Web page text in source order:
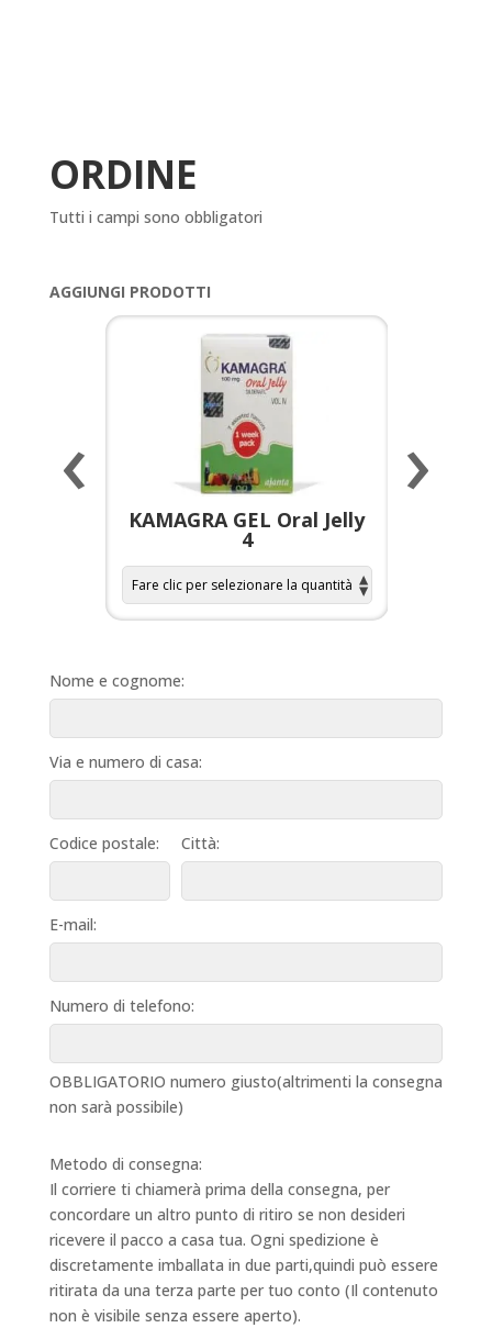
ORDINE
Tutti i campi sono obbligatori
AGGIUNGI PRODOTTI
KAMAGRA GEL Oral Jelly
4
‹ ›
Nome e cognome:
Via e numero di casa:
Codice postale: Città:
E-mail:
Numero di telefono:
OBBLIGATORIO numero giusto(altrimenti la consegna
non sarà possibile)
Metodo di consegna:
Il corriere ti chiamerà prima della consegna, per
concordare un altro punto di ritiro se non desideri
ricevere il pacco a casa tua. Ogni spedizione è
discretamente imballata in due parti,quindi può essere
ritirata da una terza parte per tuo conto (Il contenuto
non è visibile senza essere aperto).